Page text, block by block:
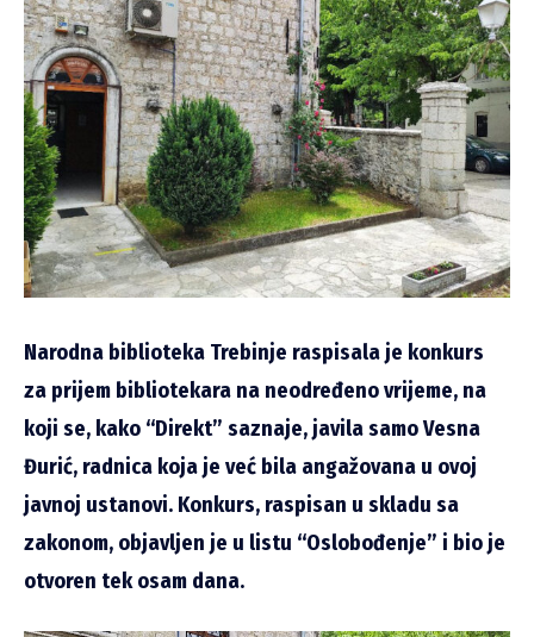
Narodna biblioteka Trebinje raspisala je konkurs
za prijem bibliotekara na neodređeno vrijeme, na
koji se, kako “Direkt” saznaje, javila samo Vesna
Đurić, radnica koja je već bila angažovana u ovoj
javnoj ustanovi. Konkurs, raspisan u skladu sa
zakonom, objavljen je u listu “Oslobođenje” i bio je
otvoren tek osam dana.